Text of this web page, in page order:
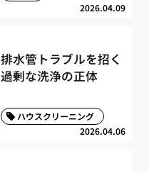
2026.04.09
排水管トラブルを招く
過剰な洗浄の正体
2026.04.06
ハウスクリーニング